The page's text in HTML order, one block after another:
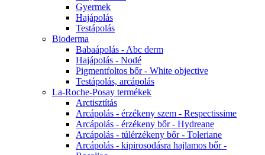
Gyermek
Hajápolás
Testápolás
Bioderma
Babaápolás - Abc derm
Hajápolás - Nodé
Pigmentfoltos bőr - White objective
Testápolás, arcápolás
La-Roche-Posay termékek
Arctisztítás
Arcápolás - érzékeny szem - Respectissime
Arcápolás - érzékeny bőr - Hydreane
Arcápolás - túlérzékeny bőr - Toleriane
Arcápolás - kipirosodásra hajlamos bőr -